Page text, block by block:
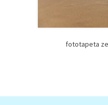
fototapeta